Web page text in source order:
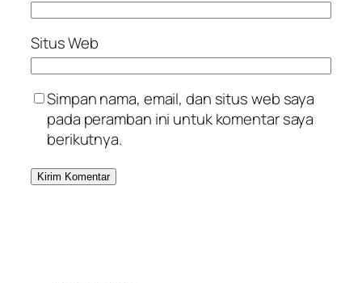
Situs Web
Simpan nama, email, dan situs web saya
pada peramban ini untuk komentar saya
berikutnya.